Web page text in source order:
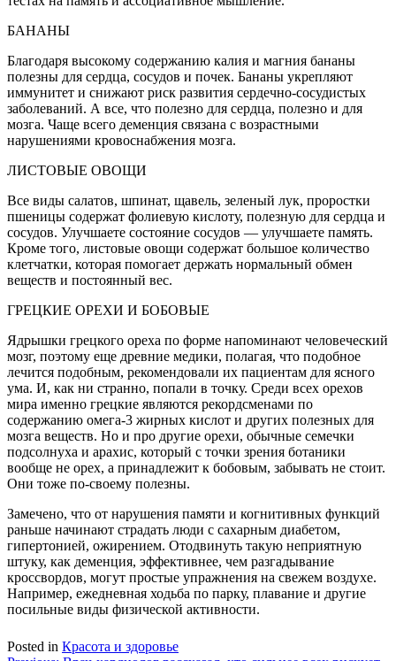
БАНАНЫ
Благодаря высокому содержанию калия и магния бананы
полезны для сердца, сосудов и почек. Бананы укрепляют
иммунитет и снижают риск развития сердечно-сосудистых
заболеваний. А все, что полезно для сердца, полезно и для
мозга. Чаще всего деменция связана с возрастными
нарушениями кровоснабжения мозга.
ЛИСТОВЫЕ ОВОЩИ
Все виды салатов, шпинат, щавель, зеленый лук, проростки
пшеницы содержат фолиевую кислоту, полезную для сердца и
сосудов. Улучшаете состояние сосудов — улучшаете память.
Кроме того, листовые овощи содержат большое количество
клетчатки, которая помогает держать нормальный обмен
веществ и постоянный вес.
ГРЕЦКИЕ ОРЕХИ И БОБОВЫЕ
Ядрышки грецкого ореха по форме напоминают человеческий
мозг, поэтому еще древние медики, полагая, что подобное
лечится подобным, рекомендовали их пациентам для ясного
ума. И, как ни странно, попали в точку. Среди всех орехов
мира именно грецкие являются рекордсменами по
содержанию омега-3 жирных кислот и других полезных для
мозга веществ. Но и про другие орехи, обычные семечки
подсолнуха и арахис, который с точки зрения ботаники
вообще не орех, а принадлежит к бобовым, забывать не стоит.
Они тоже по-своему полезны.
Замечено, что от нарушения памяти и когнитивных функций
раньше начинают страдать люди с сахарным диабетом,
гипертонией, ожирением. Отодвинуть такую неприятную
штуку, как деменция, эффективнее, чем разгадывание
кроссвордов, могут простые упражнения на свежем воздухе.
Например, ежедневная ходьба по парку, плавание и другие
посильные виды физической активности.
Posted in Красота и здоровье